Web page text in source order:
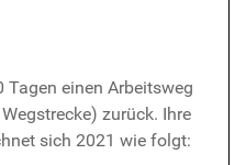
einen Arbeitsweg
zurück. Ihre
sich 2021 wie folgt: